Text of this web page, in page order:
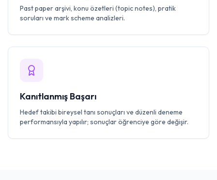
Past paper arşivi, konu özetleri (topic notes), pratik
soruları ve mark scheme analizleri.
Kanıtlanmış Başarı
Hedef takibi bireysel tanı sonuçları ve düzenli deneme
performansıyla yapılır; sonuçlar öğrenciye göre değişir.